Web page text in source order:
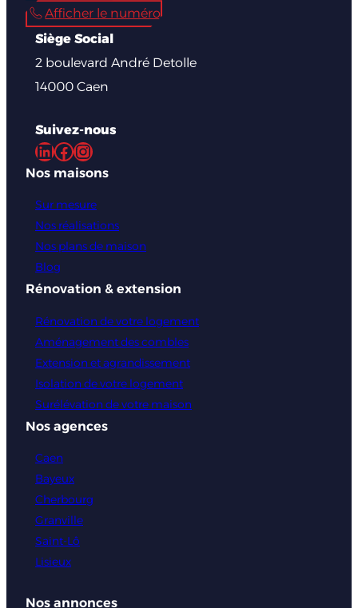
Afficher le numéro
Siège Social
2 boulevard André Detolle
14000 Caen
Suivez-nous
LinkedIn Facebook Instagram
Nos maisons
Sur mesure
Nos réalisations
Nos plans de maison
Blog
Rénovation & extension
Rénovation de votre logement
Aménagement des combles
Extension et agrandissement
Isolation de votre logement
Surélévation de votre maison
Nos agences
Caen
Bayeux
Cherbourg
Granville
Saint-Lô
Lisieux
Nos annonces